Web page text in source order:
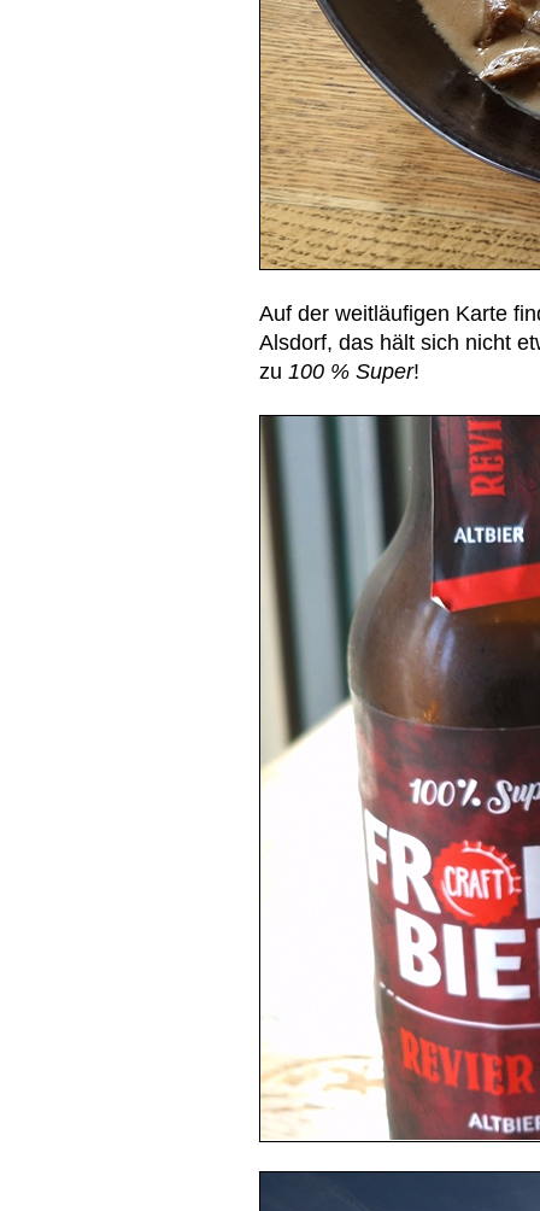
Auf der weitläufigen Karte
Alsdorf, das hält sich nicht
zu 100 % Super!